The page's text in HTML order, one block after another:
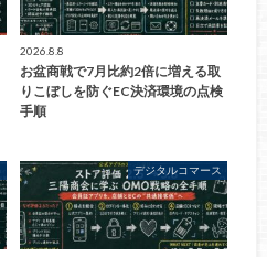
2026.8.8
お盆商戦で7月比約2倍に増える取
りこぼしを防ぐEC決済環境の点検
手順
デジタルコマース